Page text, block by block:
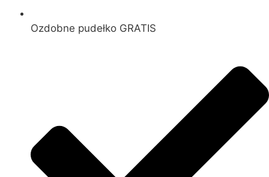
Ozdobne pudełko GRATIS